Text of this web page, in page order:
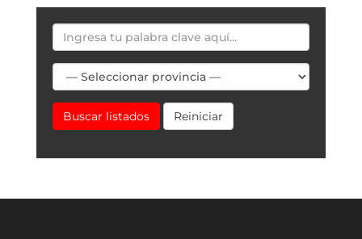
Buscar listados Reiniciar